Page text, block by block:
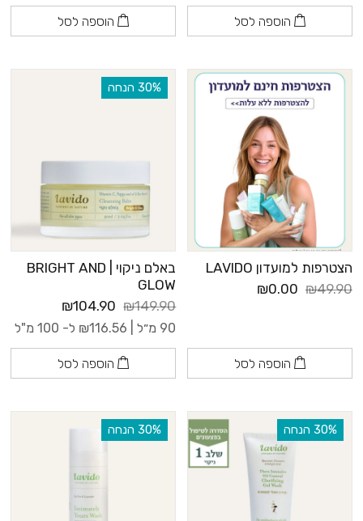
הוספה לסל הוספה לסל
הצטרפות למועדון LAVIDO
₪49.90
₪0.00
הוספה לסל
‫30% הנחה
באלם ניקוי | BRIGHT AND
GLOW
₪149.90
₪104.90
90 מ״ל | ₪116.56 ל- 100 מ"ל
הוספה לסל
‫30% הנחה ‫30% הנחה